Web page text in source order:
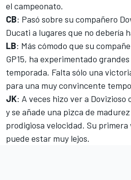
el campeonato.
CB: Pasó sobre su compañero
Ducati a lugares que no debería
LB: Más cómodo que su
GP15, ha experimentado
temporada. Falta sólo una
para una muy convincente
JK: A veces hizo ver a Dovizioso
y se añade una pizca de
prodigiosa velocidad. Su
puede estar muy lejos.